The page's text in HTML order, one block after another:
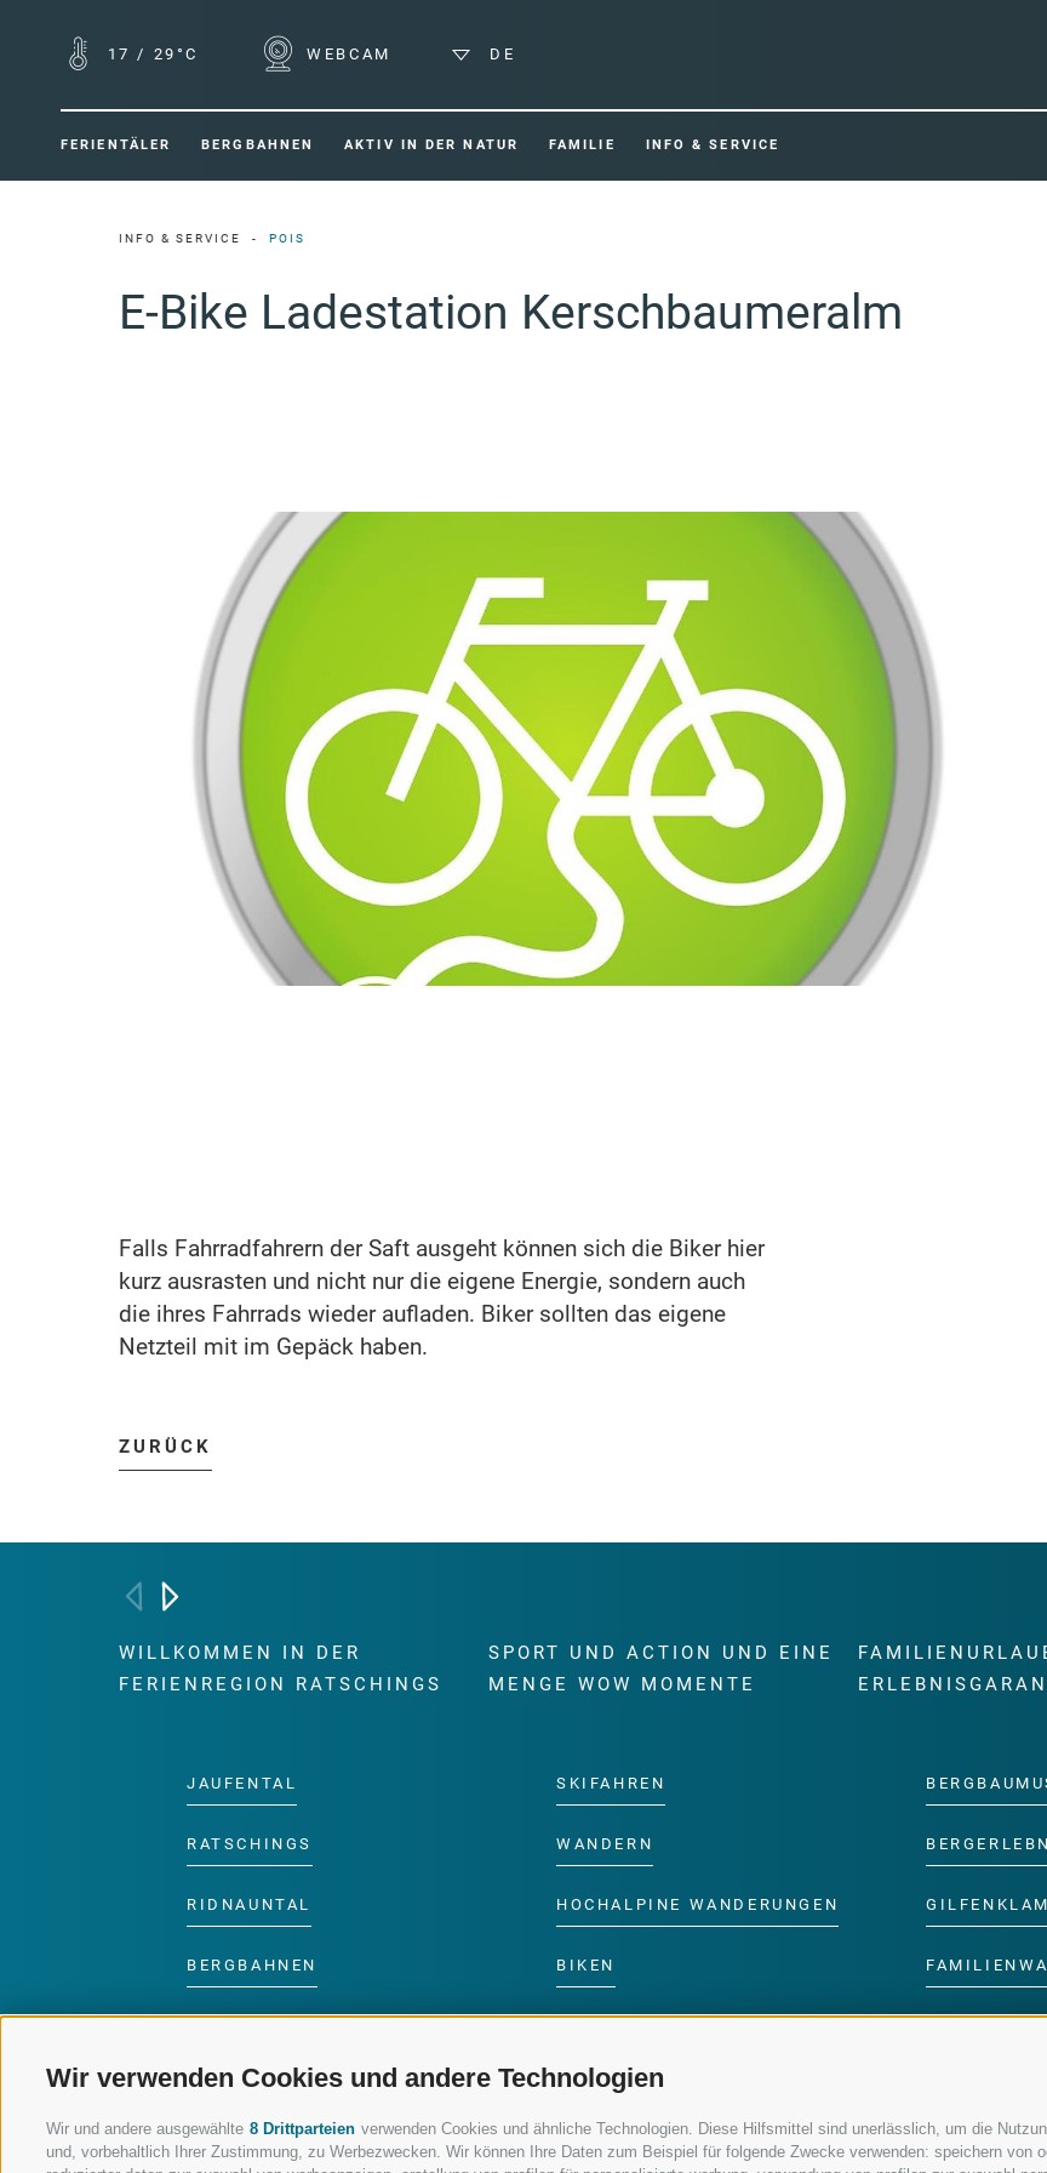
Wir verwenden Cookies und andere Technologien
Wir und andere ausgewählte 8 Drittparteien verwenden Cookies und ähnliche Technologien. Diese Hilfsmittel sind unerlässlich, um die
und, vorbehaltlich Ihrer Zustimmung, zu Werbezwecken. Wir können Ihre Daten zum Beispiel für folgende Zwecke verwenden: speichern von
17 / 29°C WEBCAM DE
FERIENTÄLER BERGBAHNEN AKTIV IN DER NATUR FAMILIE INFO & SERVICE
INFO & SERVICE POIS
E-Bike Ladestation Kerschbaumeralm
Falls Fahrradfahrern der Saft ausgeht können sich die Biker hier
kurz ausrasten und nicht nur die eigene Energie, sondern auch
die ihres Fahrrads wieder aufladen. Biker sollten das eigene
Netzteil mit im Gepäck haben.
ZURÜCK
WILLKOMMEN IN DER
FERIENREGION RATSCHINGS
JAUFENTAL
RATSCHINGS
RIDNAUNTAL
BERGBAHNEN
LUISL'S SKISCHULE IN
SPORT UND ACTION UND EINE
MENGE WOW MOMENTE
SKIFAHREN
WANDERN
HOCHALPINE WANDERUNGEN
BIKEN
WASSER ERLEBEN